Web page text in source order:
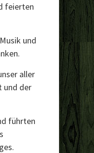
feierten
und
aller
und der
führten